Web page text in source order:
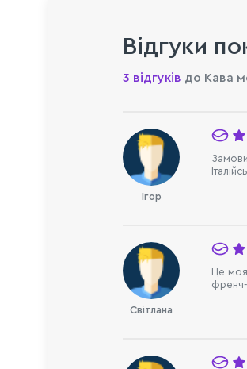
Відгуки
3 відгуків до Кава
Ігор
Світлана
Це моя